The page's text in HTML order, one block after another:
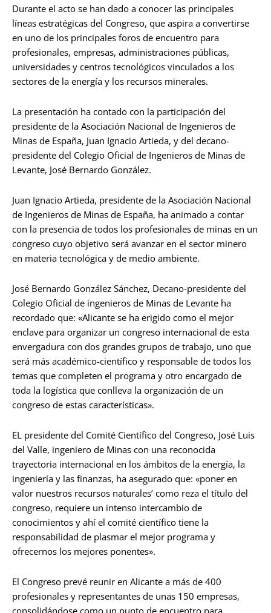
Durante el acto se han dado a conocer las principales
líneas estratégicas del Congreso, que aspira a convertirse
en uno de los principales foros de encuentro para
profesionales, empresas, administraciones públicas,
universidades y centros tecnológicos vinculados a los
sectores de la energía y los recursos minerales.
La presentación ha contado con la participación del
presidente de la Asociación Nacional de Ingenieros de
Minas de España, Juan Ignacio Artieda, y del decano-
presidente del Colegio Oficial de Ingenieros de Minas de
Levante, José Bernardo González.
Juan Ignacio Artieda, presidente de la Asociación Nacional
de Ingenieros de Minas de España, ha animado a contar
con la presencia de todos los profesionales de minas en un
congreso cuyo objetivo será avanzar en el sector minero
en materia tecnológica y de medio ambiente.
José Bernardo González Sánchez, Decano-presidente del
Colegio Oficial de ingenieros de Minas de Levante ha
recordado que: «Alicante se ha erigido como el mejor
enclave para organizar un congreso internacional de esta
envergadura con dos grandes grupos de trabajo, uno que
será más académico-científico y responsable de todos los
temas que completen el programa y otro encargado de
toda la logística que conlleva la organización de un
congreso de estas características».
EL presidente del Comité Científico del Congreso, José Luis
del Valle, ingeniero de Minas con una reconocida
trayectoria internacional en los ámbitos de la energía, la
ingeniería y las finanzas, ha asegurado que: «poner en
valor nuestros recursos naturales’ como reza el título del
congreso, requiere un intenso intercambio de
conocimientos y ahí el comité científico tiene la
responsabilidad de plasmar el mejor programa y
ofrecernos los mejores ponentes».
El Congreso prevé reunir en Alicante a más de 400
profesionales y representantes de unas 150 empresas,